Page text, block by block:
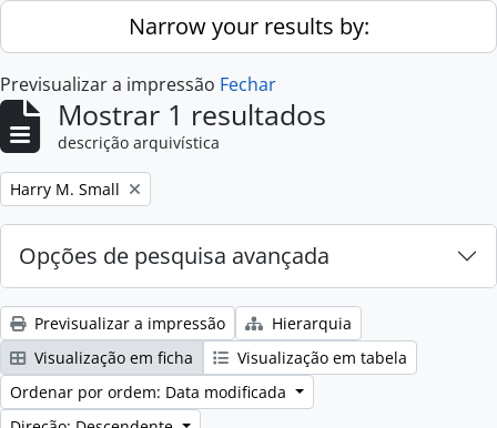
Skip to main contentNarrow your results by:
Previsualizar a impressão Fechar
Mostrar 1 resultados
descrição arquivística
Remove filter:
Harry M. Small
Opções de pesquisa avançada
Previsualizar a impressão
Hierarquia
Visualização em ficha
Visualização em tabela
Ordenar por ordem: Data modificada